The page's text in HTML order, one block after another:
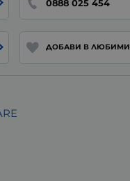
0888 025 454
ДОБАВИ В ЛЮБИМИ